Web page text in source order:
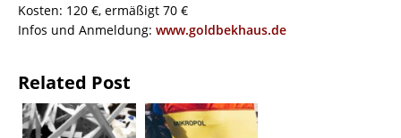
Kosten: 120 €, ermäßigt 70 €
Infos und Anmeldung: www.goldbekhaus.de
Related Post